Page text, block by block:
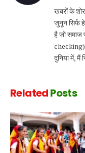
खबरों के
जुनून सिर्फ
है जो समाज
checking)
दुनिया में, मैं
RelatedPosts